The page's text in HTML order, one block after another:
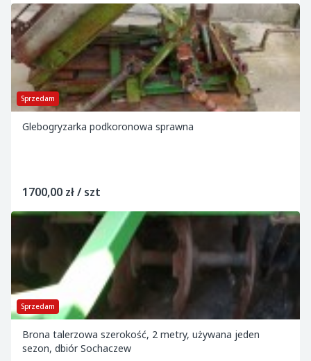
Sprzedam
Glebogryzarka podkoronowa sprawna
1700,00 zł / szt
Sprzedam
Brona talerzowa szerokość, 2 metry, używana jeden
sezon, dbiór Sochaczew